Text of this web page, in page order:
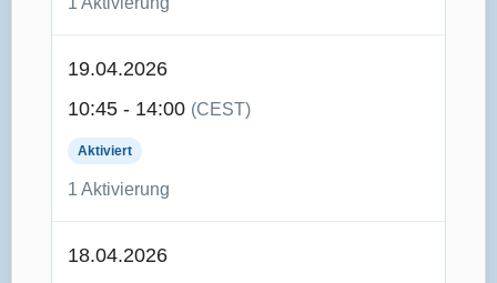
19.04.2026
10:45 - 14:00 (CEST)
Aktiviert
1 Aktivierung
18.04.2026